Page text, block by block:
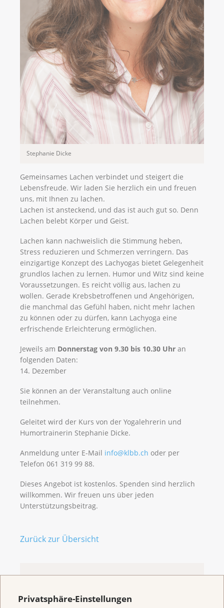
Privatsphäre-Einstellungen
Stephanie Dicke
Gemeinsames Lachen verbindet und steigert die
Lebensfreude. Wir laden Sie herzlich ein und freuen
uns, mit Ihnen zu lachen.
Lachen ist ansteckend, und das ist auch gut so. Denn
Lachen belebt Körper und Geist.
Lachen kann nachweislich die Stimmung heben,
Stress reduzieren und Schmerzen verringern. Das
einzigartige Konzept des Lachyogas bietet Gelegenheit
grundlos lachen zu lernen. Humor und Witz sind keine
Voraussetzungen. Es reicht völlig aus, lachen zu
wollen. Gerade Krebsbetroffenen und Angehörigen,
die manchmal das Gefühl haben, nicht mehr lachen
zu können oder zu dürfen, kann Lachyoga eine
erfrischende Erleichterung ermöglichen.
Jeweils am Donnerstag von 9.30 bis 10.30 Uhr an
folgenden Daten:
14. Dezember
Sie können an der Veranstaltung auch online
teilnehmen.
Geleitet wird der Kurs von der Yogalehrerin und
Humortrainerin Stephanie Dicke.
Anmeldung unter E-Mail info@klbb.ch oder per
Telefon 061 319 99 88.
Dieses Angebot ist kostenlos. Spenden sind herzlich
willkommen. Wir freuen uns über jeden
Unterstützungsbeitrag.
Zurück zur Übersicht
Welcome to the
Cancer League